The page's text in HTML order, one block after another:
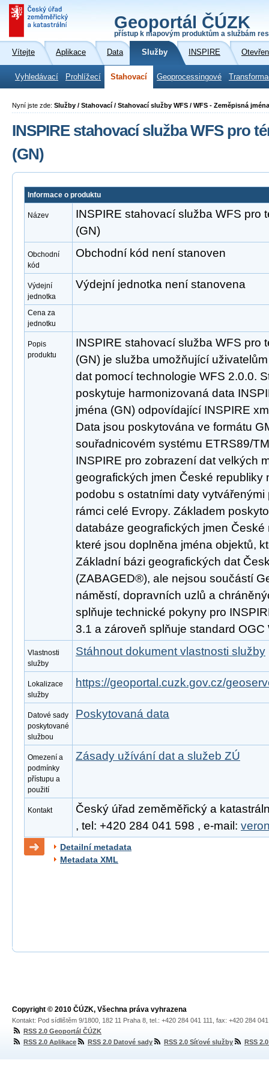
Geoportál ČÚZK
přístup k mapovým produktům a službám
Vítejte Aplikace Data Služby INSPIRE
Vyhledávací Prohlížecí Stahovací Geoprocessingové
Nyní jste zde: Služby / Stahovací / Stahovací služby WFS / WFS - Zeměpisná
INSPIRE stahovací služba WFS pro
(GN)
Informace o produktu
Název
INSPIRE stahovací služba WFS pro
(GN)
Obchodní
kód
Obchodní kód není stanoven
Výdejní
jednotka
Výdejní jednotka není stanovena
Cena za
jednotku
Popis
produktu
INSPIRE stahovací služba WFS pro
(GN) je služba umožňující
dat pomocí technologie WFS 2.0.0.
poskytuje harmonizovaná data
jména (GN) odpovídající INSPIRE
Data jsou poskytována ve formátu
souřadnicovém systému ETRS89/
INSPIRE pro zobrazení dat velkých
geografických jmen České republiky
podobu s ostatními daty vytvářenými
rámci celé Evropy. Základem
databáze geografických jmen
které jsou doplněna jména objektů,
Základní bázi geografických dat
(ZABAGED®), ale nejsou součástí
náměstí, dopravních uzlů a
splňuje technické pokyny pro
3.1 a zároveň splňuje standard OGC
Vlastnosti
služby
Stáhnout dokument vlastnosti služby
Lokalizace
služby
https://geoportal.cuzk.gov.cz/
Datové sady
poskytované
službou
Poskytovaná data
Omezení a
podmínky
přístupu a
použití
Zásady užívání dat a služeb ZÚ
Kontakt
Český úřad zeměměřický a
, tel: +420 284 041 598 , e-mail:
Detailní metadata
Metadata XML
Copyright © 2010 ČÚZK, Všechna práva vyhrazena
Kontakt: Pod sídlištěm 9/1800, 182 11 Praha 8, tel.: +420 284 041 111, fax: +420 284
RSS 2.0 Geoportál ČÚZK
RSS 2.0 Aplikace
RSS 2.0 Datové sady RSS 2.0 Síťové služby RSS